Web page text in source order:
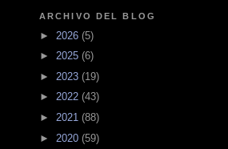
ARCHIVO DEL BLOG
► 2026 (5)
► 2025 (6)
► 2023 (19)
► 2022 (43)
► 2021 (88)
► 2020 (59)